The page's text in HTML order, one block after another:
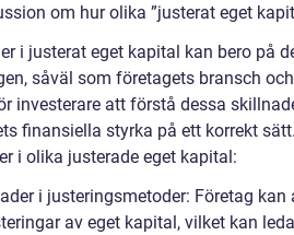
om hur olika ”justerat eget
i justerat eget kapital kan bero på
såväl som företagets bransch
investerare att förstå dessa
finansiella styrka på ett korrekt
i olika justerade eget kapital:
i justeringsmetoder: Företag
av eget kapital, vilket kan